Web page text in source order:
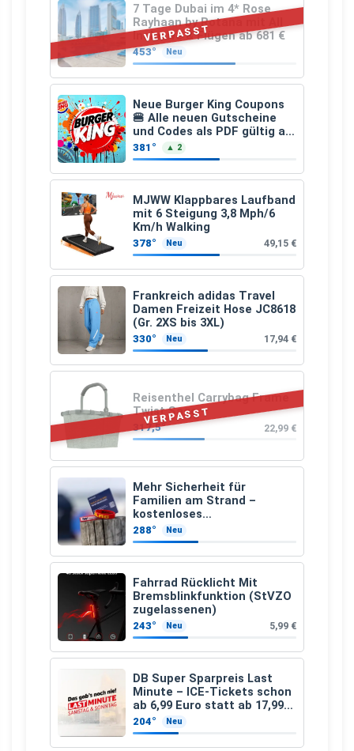
VERPASST
7 Tage Dubai im 4* Rose
Rayhaan by Rotana mit All
Inclusive & Flügen ab 681 €
453° Neu
Neue Burger King Coupons
🍔 Alle neuen Gutscheine
und Codes als PDF gültig ab
25.07.2026 bis 04.09.2026
381° ▲ 2
MJWW Klappbares Laufband
mit 6 Steigung 3,8 Mph/6
Km/h Walking
378° Neu 49,15 €
Frankreich adidas Travel
Damen Freizeit Hose JC8618
(Gr. 2XS bis 3XL)
330° Neu 17,94 €
VERPASST
Reisenthel Carrybag Frame
Twist Sage
317,5° 22,99 €
Mehr Sicherheit für
Familien am Strand –
kostenloses
Kindersuchband der DLRG
288° Neu
Fahrrad Rücklicht Mit
Bremsblinkfunktion (StVZO
zugelassenen)
243° Neu 5,99 €
DB Super Sparpreis Last
Minute – ICE-Tickets schon
ab 6,99 Euro statt ab 17,99
Euro
204° Neu